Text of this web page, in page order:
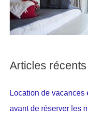
Articles récents
Location de vacances
avant de réserver les